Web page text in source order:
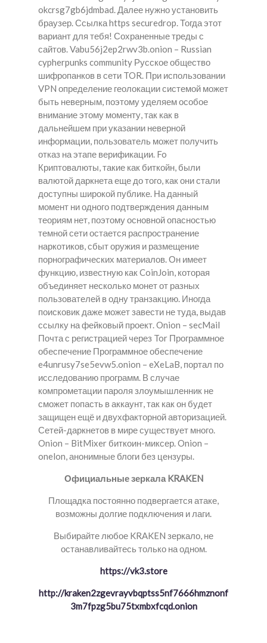
okcrsg7gb6jdmbad. Далее нужно установить
браузер. Ссылка https securedrop. Тогда этот
вариант для тебя! Сохраненные треды с
сайтов. Vabu56j2ep2rwv3b.onion – Russian
cypherpunks community Русское общество
шифропанков в сети TOR. При использовании
VPN определение геолокации системой может
быть неверным, поэтому уделяем особое
внимание этому моменту, так как в
дальнейшем при указании неверной
информации, пользователь может получить
отказ на этапе верификации. Fo
Криптовалюты, такие как биткойн, были
валютой даркнета еще до того, как они стали
доступны широкой публике. На данный
момент ни одного подтверждения данным
теориям нет, поэтому основной опасностью
темной сети остается распространение
наркотиков, сбыт оружия и размещение
порнографических материалов. Он имеет
функцию, известную как CoinJoin, которая
объединяет несколько монет от разных
пользователей в одну транзакцию. Иногда
поисковик даже может завести не туда, выдав
ссылку на фейковый проект. Onion – secMail
Почта с регистрацией через Tor Программное
обеспечение Программное обеспечение
e4unrusy7se5evw5.onion – eXeLaB, портал по
исследованию программ. В случае
компрометации пароля злоумышленник не
сможет попасть в аккаунт, так как он будет
защищен ещё и двухфакторной авторизацией.
Сетей-даркнетов в мире существует много.
Onion – BitMixer биткоин-миксер. Onion –
onelon, анонимные блоги без цензуры.
Официальные зеркала KRAKEN
Площадка постоянно подвергается атаке,
возможны долгие подключения и лаги.
Выбирайте любое KRAKEN зеркало, не
останавливайтесь только на одном.
https://vk3.store
http://kraken2zgevrayvbqptss5nf7666hmznonf
3m7fpzg5bu75txmbxfcqd.onion